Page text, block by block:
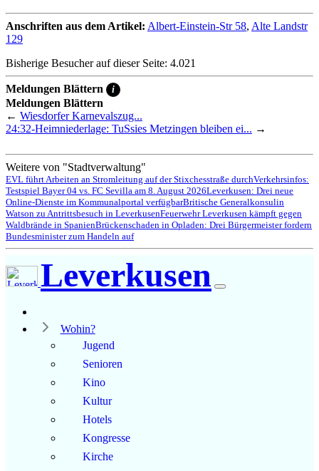
Anschriften aus dem Artikel: Albert-Einstein-Str 58, Alte Landstr
129
Bisherige Besucher auf dieser Seite: 4.021
Meldungen Blättern i
Meldungen Blättern
← Wiesdorfer Karnevalszug...
24:32-Heimniederlage: TuSsies Metzingen bleiben ei... →
Weitere von "Stadtverwaltung"
EVL führt Arbeiten an Stromleitung auf der Stixchesstraße durchVerkehrsinfos:
Testspiel Bayer 04 vs. FC Sevilla am 8. August 2026Leverkusen: Drei neue
Online-Dienste im Kommunalportal verfügbarBritische Generalkonsulin
Watson zu Antrittsbesuch in LeverkusenFeuerwehr Leverkusen kämpft gegen
Waldbrände in SpanienBrückenschaden in Opladen: Drei Bürgermeister fordern
Bundesminister zum Handeln auf
Leverkusen
Wohin?
Jugend
Senioren
Kino
Kultur
Hotels
Kongresse
Kirche